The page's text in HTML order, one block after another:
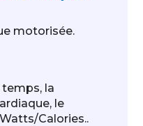
motorisée.
temps, la
le
Calories..